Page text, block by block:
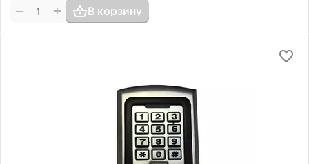
+
− В корзину